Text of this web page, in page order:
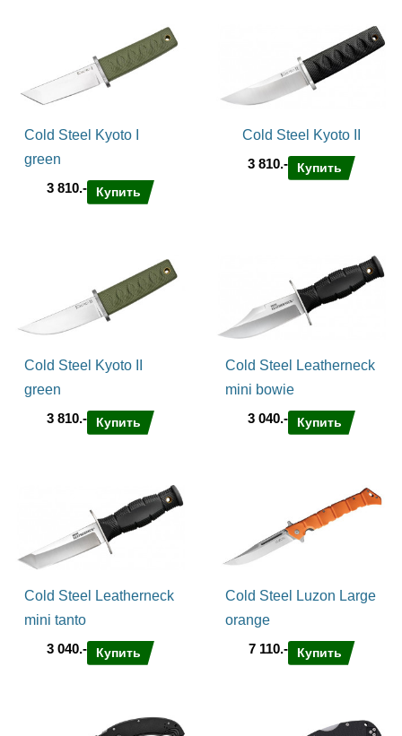
Cold Steel Kyoto I
green
3 810.-
Купить
Cold Steel Kyoto II
3 810.-
Купить
Cold Steel Kyoto II
green
3 810.-
Купить
Cold Steel Leatherneck
mini bowie
3 040.-
Купить
Cold Steel Leatherneck
mini tanto
3 040.-
Купить
Cold Steel Luzon Large
orange
7 110.-
Купить